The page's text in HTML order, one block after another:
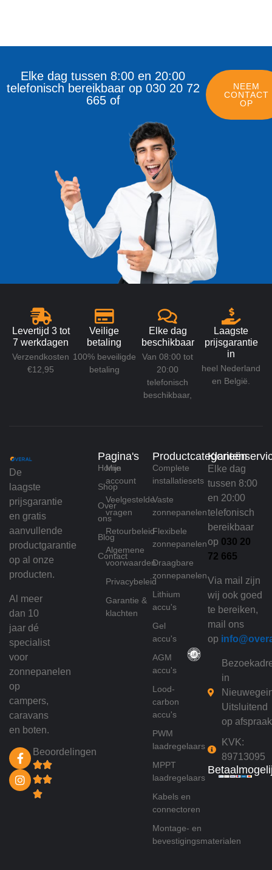
Elke dag tussen 8:00 en 20:00
telefonisch bereikbaar op 030 20 72
665 of
NEEM
CONTACT
OP
Levertijd 3 tot
7 werkdagen
Verzendkosten
€12,95
Veilige
betaling
100% beveiligde
betaling
Elke dag
beschikbaar
Van 08:00 tot
20:00
telefonisch
beschikbaar,
Laagste
prijsgarantie
in
heel Nederland
en België.
De
laagste
prijsgarantie
en gratis
aanvullende
productgarantie
op al onze
producten.
Al meer
dan 10
jaar dé
specialist
voor
zonnepanelen
op
campers,
caravans
en boten.
Beoordelingen
Pagina's
Home
Shop
Over
ons
Blog
Contact
Mijn
account
Veelgestelde
vragen
Retourbeleid
Algemene
voorwaarden
Privacybeleid
Garantie &
klachten
Productcategorieën
Complete
installatiesets
Vaste
zonnepanelen
Flexibele
zonnepanelen
Draagbare
zonnepanelen
Lithium
accu's
Gel
accu's
AGM
accu's
Lood-
carbon
accu's
PWM
laadregelaars
MPPT
laadregelaars
Kabels en
connectoren
Montage- en
bevestigingsmaterialen
Elke dag
tussen 8:00
en 20:00
telefonisch
bereikbaar
op 030 20
72 665
Via mail zijn
wij ook goed
te bereiken,
mail ons
op
in
Uitsluitend
op afspraak
KVK:
89713095